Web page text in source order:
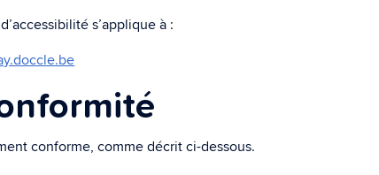
s’applique à :
conforme, comme décrit ci-dessous.